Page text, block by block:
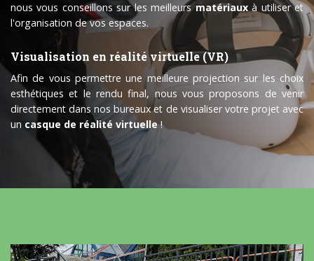
nous vous conseillons sur les meilleursmatériauxà utiliser et
l'organisation de vos espaces.
Visualisation en réalité virtuelle (VR)
Afin de vous permettre une meilleure projection sur les choix
esthétiques et le rendu final, nous vous proposons de venir
directement dans nos bureaux et de visualiser votre projet avec
un casque de réalité virtuelle!